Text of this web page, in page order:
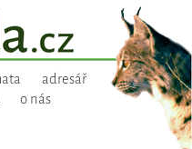
adresář
o nás